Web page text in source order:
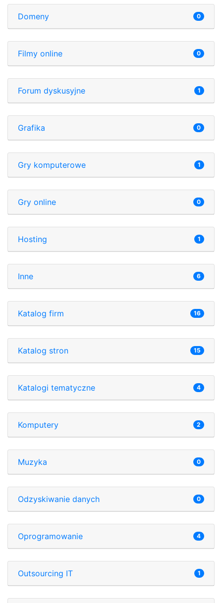
Domeny 0
Filmy online 0
Forum dyskusyjne 1
Grafika 0
Gry komputerowe 1
Gry online 0
Hosting 1
Inne 6
Katalog firm 16
Katalog stron 15
Katalogi tematyczne 4
Komputery 2
Muzyka 0
Odzyskiwanie danych 0
Oprogramowanie 4
Outsourcing IT 1